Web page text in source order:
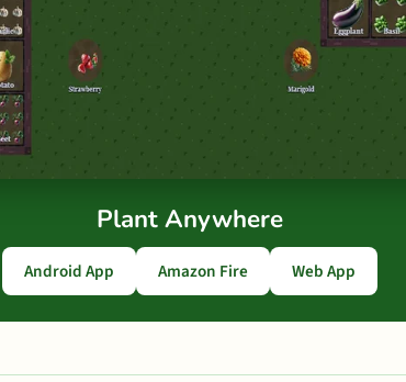
Plant Anywhere
Android App Amazon Fire Web App